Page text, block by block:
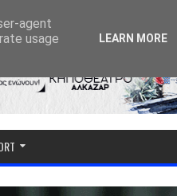
agent
usage
LEARN MORE